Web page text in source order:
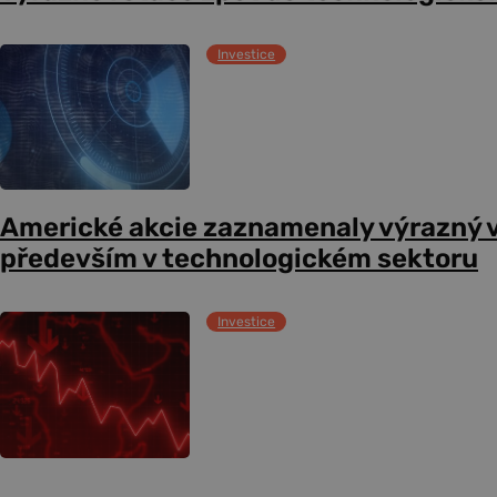
Investice
Americké akcie zaznamenaly výrazný
především v technologickém sektoru
Investice